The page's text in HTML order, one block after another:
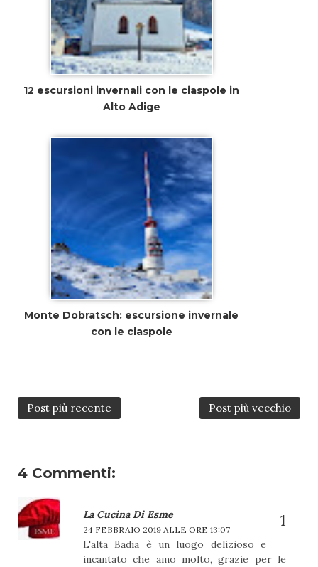
12 escursioni invernali con le ciaspole in
Alto Adige
Monte Dobratsch: escursione invernale
con le ciaspole
Post più recente Post più vecchio
4 Commenti:
La Cucina Di Esme
24 FEBBRAIO 2019 ALLE ORE 13:07
L'alta Badia è un luogo delizioso e
incantato che amo molto, grazie per le